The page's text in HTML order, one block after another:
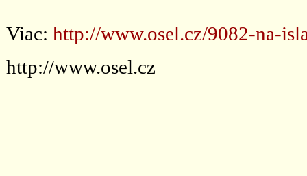
Viac: http://www.osel.cz/9082-na-
http://www.osel.cz